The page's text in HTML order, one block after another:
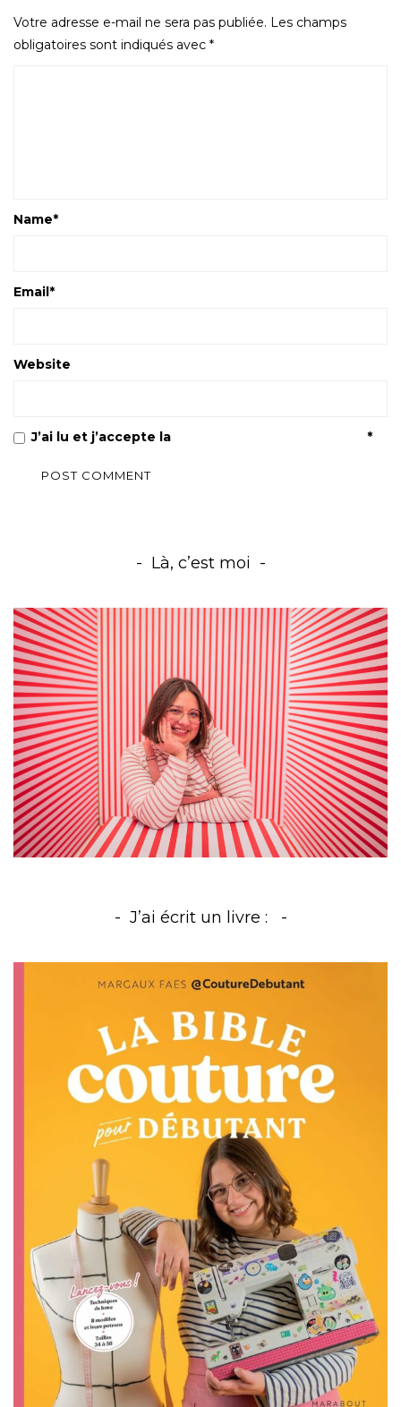
Votre adresse e-mail ne sera pas publiée. Les champs
obligatoires sont indiqués avec *
Name*
Email*
Website
J’ai lu et j’accepte la *
Là, c’est moi
J’ai écrit un livre :